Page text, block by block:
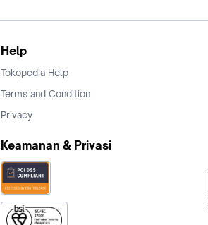
Help
Tokopedia Help
Terms and Condition
Privacy
Keamanan & Privasi